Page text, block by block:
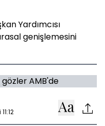
Yardımcısı
genişlemesini